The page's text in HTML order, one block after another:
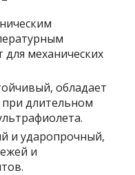
механических
обладает
длительном
и ударопрочный,
и